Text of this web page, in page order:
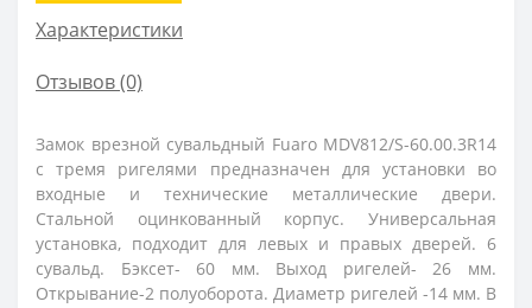
Характеристики
Отзывов (0)
Замок врезной сувальдный Fuaro MDV812/S-60.00.3R14
с тремя ригелями предназначен для установки во
входные и технические металлические двери.
Стальной оцинкованный корпус. Универсальная
установка, подходит для левых и правых дверей. 6
сувальд. Бэксет- 60 мм. Выход ригелей- 26 мм.
Открывание-2 полуоборота. Диаметр ригелей -14 мм. В